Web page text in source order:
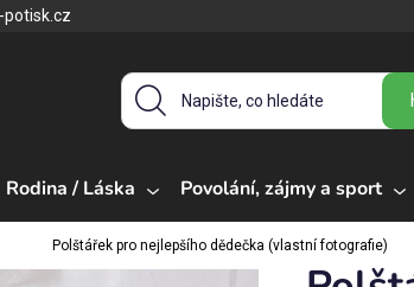
Rodina / Láska Povolání, zájmy a sport
Polštářek pro nejlepšího dědečka (vlastní fotografie)